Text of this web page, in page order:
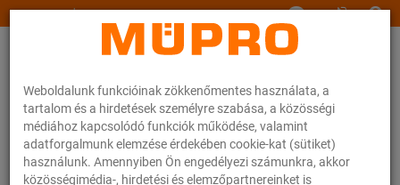
Weboldalunk funkcióinak zökkenőmentes használata, a
tartalom és a hirdetések személyre szabása, a közösségi
médiához kapcsolódó funkciók működése, valamint
adatforgalmunk elemzése érdekében cookie-kat (sütiket)
használunk. Amennyiben Ön engedélyezi számunkra, akkor
közösségimédia-, hirdetési és elemzőpartnereinket is
www.muepro.hu
Webáruhàz Rögzítéstechnika
Légtechnika